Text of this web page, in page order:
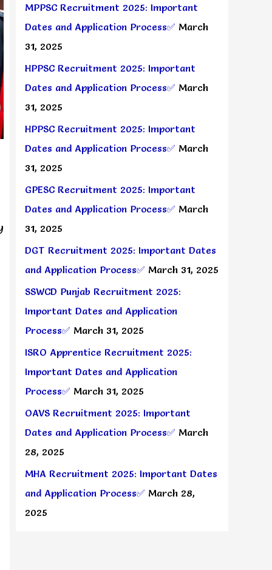
MPPSC Recruitment 2025: Important
Dates and Application Process✅ March
31, 2025
HPPSC Recruitment 2025: Important
Dates and Application Process✅ March
31, 2025
HPPSC Recruitment 2025: Important
Dates and Application Process✅ March
31, 2025
GPESC Recruitment 2025: Important
Dates and Application Process✅ March
31, 2025
DGT Recruitment 2025: Important Dates
and Application Process✅ March 31, 2025
SSWCD Punjab Recruitment 2025:
Important Dates and Application
Process✅ March 31, 2025
ISRO Apprentice Recruitment 2025:
Important Dates and Application
Process✅ March 31, 2025
OAVS Recruitment 2025: Important
Dates and Application Process✅ March
28, 2025
MHA Recruitment 2025: Important Dates
and Application Process✅ March 28,
2025